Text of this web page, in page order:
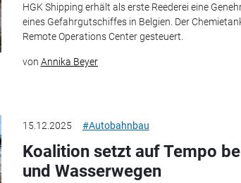
HGK Shipping erhält als erste Reederei eine
eines Gefahrgutschiffes in Belgien. Der
Remote Operations Center gesteuert.
von Annika Beyer
15.12.2025 #Autobahnbau
Koalition setzt auf Tempo
und Wasserwegen